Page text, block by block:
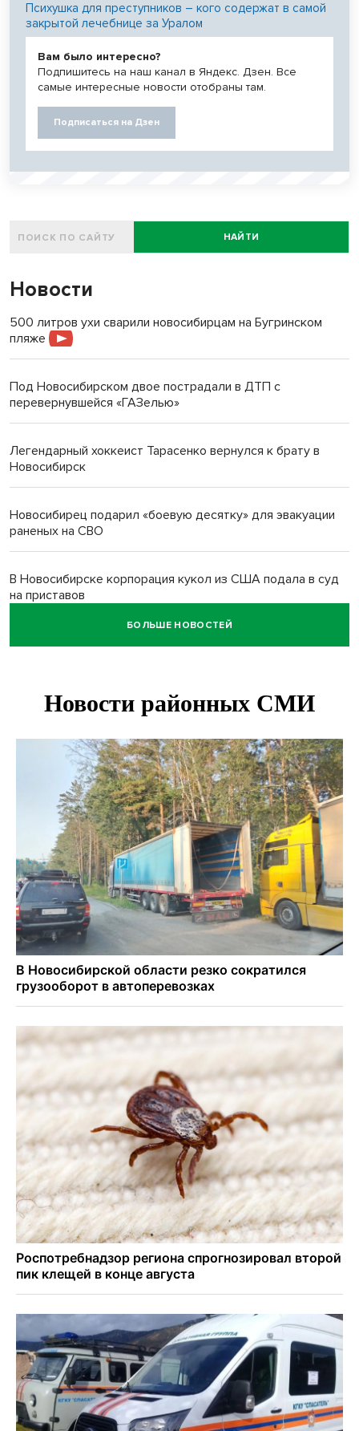
Психушка для преступников – кого содержат в самой
закрытой лечебнице за Уралом
Вам было интересно?
Подпишитесь на наш канал в Яндекс. Дзен. Все
самые интересные новости отобраны там.
Подписаться на Дзен
НАЙТИ
Новости
500 литров ухи сварили новосибирцам на Бугринском
пляже
Под Новосибирском двое пострадали в ДТП с
перевернувшейся «ГАЗелью»
Легендарный хоккеист Тарасенко вернулся к брату в
Новосибирск
Новосибирец подарил «боевую десятку» для эвакуации
раненых на СВО
В Новосибирске корпорация кукол из США подала в суд
на приставов
В Новосибирске минздрав объявил бесплатную
В Новосибирске врачи прооперировали 25 тысяч
Знаменитый орангутан Бату отметил юбилей в
новосибирском зоопарке
Новосибирские хирурги спасли сердце восьмиклассницы
с донорским клапаном
БОЛЬШЕ НОВОСТЕЙ